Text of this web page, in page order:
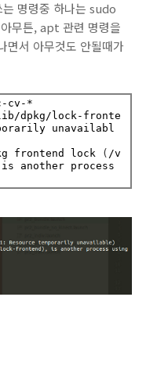
명령중 하나는 sudo
무튼, apt 관련 명령을
면서 아무것도 안될때가
cv-*
dpkg/lock-fronte
unavailabl
frontend lock
( /v
another process